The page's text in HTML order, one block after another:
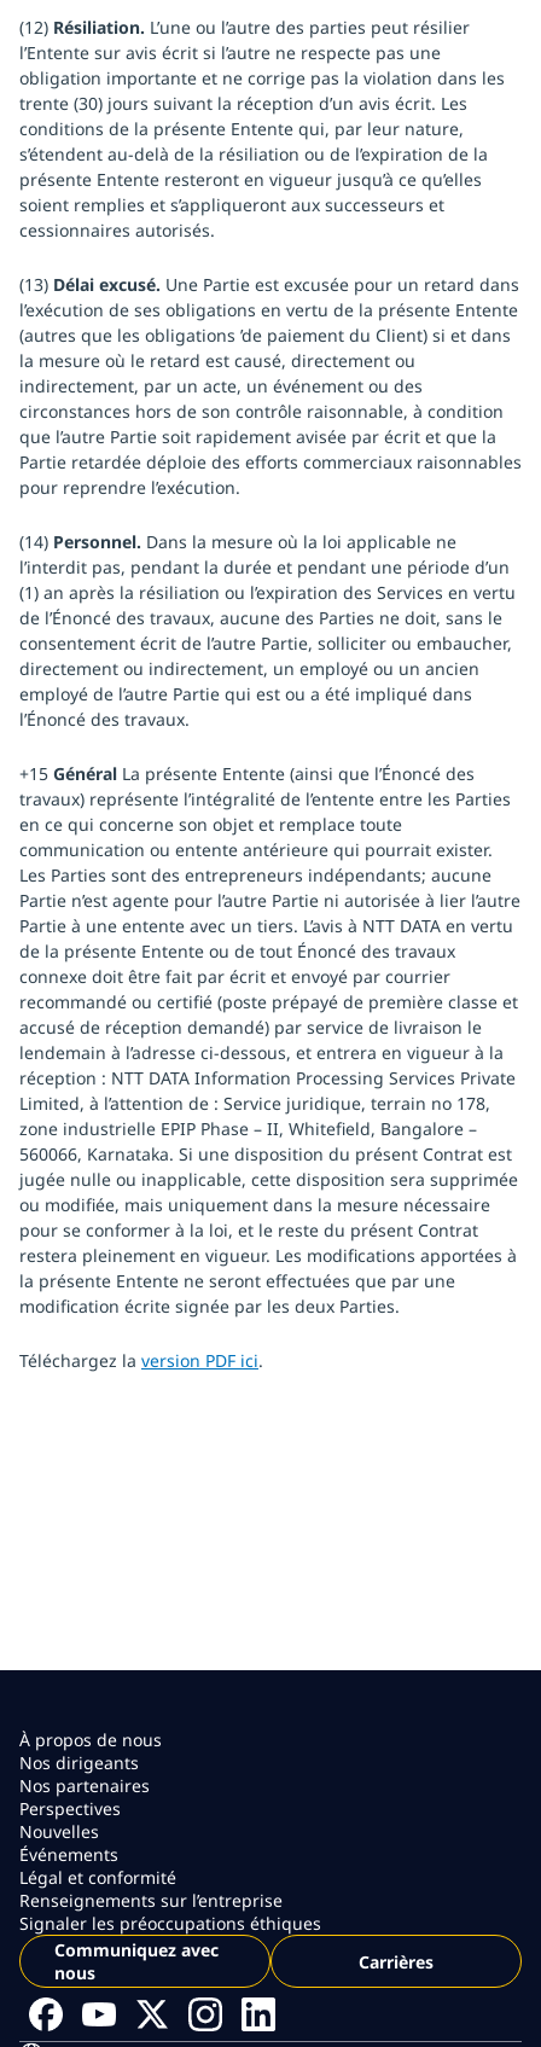
(12) Résiliation. L’une ou l’autre des parties peut résilier
l’Entente sur avis écrit si l’autre ne respecte pas une
obligation importante et ne corrige pas la violation dans les
trente (30) jours suivant la réception d’un avis écrit. Les
conditions de la présente Entente qui, par leur nature,
s’étendent au-delà de la résiliation ou de l’expiration de la
présente Entente resteront en vigueur jusqu’à ce qu’elles
soient remplies et s’appliqueront aux successeurs et
cessionnaires autorisés.
(13) Délai excusé. Une Partie est excusée pour un retard dans
l’exécution de ses obligations en vertu de la présente Entente
(autres que les obligations ’de paiement du Client) si et dans
la mesure où le retard est causé, directement ou
indirectement, par un acte, un événement ou des
circonstances hors de son contrôle raisonnable, à condition
que l’autre Partie soit rapidement avisée par écrit et que la
Partie retardée déploie des efforts commerciaux raisonnables
pour reprendre l’exécution.
(14) Personnel. Dans la mesure où la loi applicable ne
l’interdit pas, pendant la durée et pendant une période d’un
(1) an après la résiliation ou l’expiration des Services en vertu
de l’Énoncé des travaux, aucune des Parties ne doit, sans le
consentement écrit de l’autre Partie, solliciter ou embaucher,
directement ou indirectement, un employé ou un ancien
employé de l’autre Partie qui est ou a été impliqué dans
l’Énoncé des travaux.
+15 Général La présente Entente (ainsi que l’Énoncé des
travaux) représente l’intégralité de l’entente entre les Parties
en ce qui concerne son objet et remplace toute
communication ou entente antérieure qui pourrait exister.
Les Parties sont des entrepreneurs indépendants; aucune
Partie n’est agente pour l’autre Partie ni autorisée à lier l’autre
Partie à une entente avec un tiers. L’avis à NTT DATA en vertu
de la présente Entente ou de tout Énoncé des travaux
connexe doit être fait par écrit et envoyé par courrier
recommandé ou certifié (poste prépayé de première classe et
accusé de réception demandé) par service de livraison le
lendemain à l’adresse ci-dessous, et entrera en vigueur à la
réception : NTT DATA Information Processing Services Private
Limited, à l’attention de : Service juridique, terrain no 178,
zone industrielle EPIP Phase – II, Whitefield, Bangalore –
560066, Karnataka. Si une disposition du présent Contrat est
jugée nulle ou inapplicable, cette disposition sera supprimée
ou modifiée, mais uniquement dans la mesure nécessaire
pour se conformer à la loi, et le reste du présent Contrat
restera pleinement en vigueur. Les modifications apportées à
la présente Entente ne seront effectuées que par une
modification écrite signée par les deux Parties.
Téléchargez la version PDF ici.
À propos de nous
Nos dirigeants
Nos partenaires
Perspectives
Nouvelles
Événements
Légal et conformité
Renseignements sur l’entreprise
Signaler les préoccupations éthiques
Communiquez avec
nous
Carrières